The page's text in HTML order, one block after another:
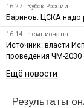
16:27 Кубок России
Баринов: ЦСКА надо
16:14 Чемпионаты
Источник: власти
проведения ЧМ-
Ещё новости
Результаты